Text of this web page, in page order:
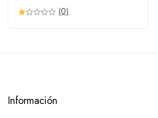
Campanillas
Mosquetones
(0)
Información